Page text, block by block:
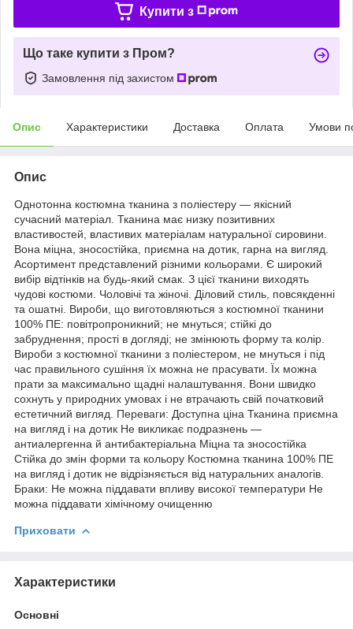
Купити з
Що таке купити з Пром?
Замовлення під захистом
Опис Характеристики Доставка Оплата Умови
Опис
Однотонна костюмна тканина з поліестеру — якісний
сучасний матеріал. Тканина має низку позитивних
властивостей, властивих матеріалам натуральної сировини.
Вона міцна, зносостійка, приємна на дотик, гарна на вигляд.
Асортимент представлений різними кольорами. Є широкий
вибір відтінків на будь-який смак. З цієї тканини виходять
чудові костюми. Чоловічі та жіночі. Діловий стиль, повсякденні
та ошатні. Вироби, що виготовляються з костюмної тканини
100% ПЕ: повітропроникний; не мнуться; стійкі до
забруднення; прості в догляді; не змінюють форму та колір.
Вироби з костюмної тканини з поліестером, не мнуться і під
час правильного сушіння їх можна не прасувати. Їх можна
прати за максимально щадні налаштування. Вони швидко
сохнуть у природних умовах і не втрачають свій початковий
естетичний вигляд. Переваги: Доступна ціна Тканина приємна
на вигляд і на дотик Не викликає подразнень —
антиалергенна й антибактеріальна Міцна та зносостійка
Стійка до змін форми та кольору Костюмна тканина 100% ПЕ
на вигляд і дотик не відрізняється від натуральних аналогів.
Браки: Не можна піддавати впливу високої температури Не
можна піддавати хімічному очищенню
Приховати
Характеристики
Основні